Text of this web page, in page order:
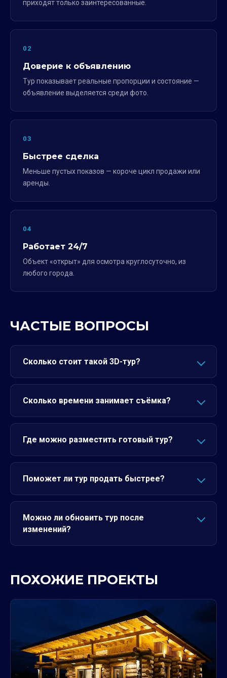
приходят только заинтересованные.
02
Доверие к объявлению
Тур показывает реальные пропорции и состояние —
объявление выделяется среди фото.
03
Быстрее сделка
Меньше пустых показов — короче цикл продажи или
аренды.
04
Работает 24/7
Объект «открыт» для осмотра круглосуточно, из
любого города.
ЧАСТЫЕ ВОПРОСЫ
Сколько стоит такой 3D-тур?
Сколько времени занимает съёмка?
Где можно разместить готовый тур?
Поможет ли тур продать быстрее?
Можно ли обновить тур после
изменений?
ПОХОЖИЕ ПРОЕКТЫ